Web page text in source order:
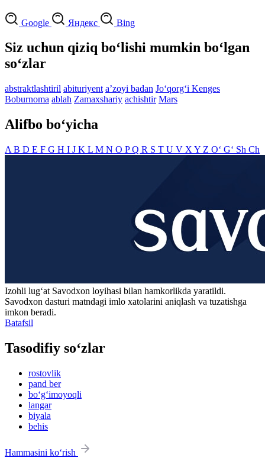
Google Яндекс Bing
Siz uchun qiziq bo‘lishi mumkin bo‘lgan
so‘zlar
abstraktlashtiril abituriyent aʼzoyi badan Jo‘qorg‘i Kenges
Boburnoma ablah Zamaxshariy achishtir Mars
Alifbo bo‘yicha
A B D E F G H I J K L M N O PQ R S T U V X Y Z O‘ G‘ Sh Ch
Izohli lugʻat Savodxon loyihasi bilan hamkorlikda yaratildi.
Savodxon dasturi matndagi imlo xatolarini aniqlash va tuzatishga
imkon beradi.
Batafsil
Tasodifiy so‘zlar
rostovlik
pand ber
bo‘g‘imoyoqli
langar
biyala
behis
Hammasini ko‘rish